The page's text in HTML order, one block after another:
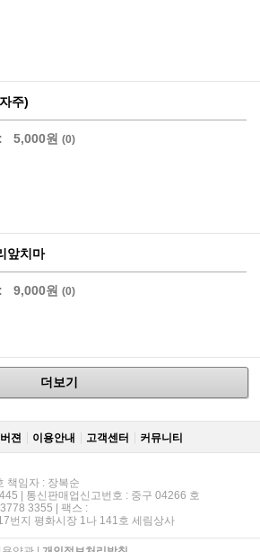
주)
5,000원 (0)
앞치마
9,000원 (0)
더보기
젼 이용안내 고객센터 커뮤니티
책임자 : 장복순
| 통신판매업신고번호 : 중구 04266 호
3355 | 팩스 :
번지 평화시장 1나 141호 세림상사